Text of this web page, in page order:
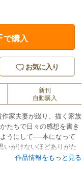
で購入
お気に入り
新刊
自動購入
家夫妻が綴り、描く家族
たちで日々の感想を書き
うにして──本になって
いがけないほどありがた
作品情報をもっと見る